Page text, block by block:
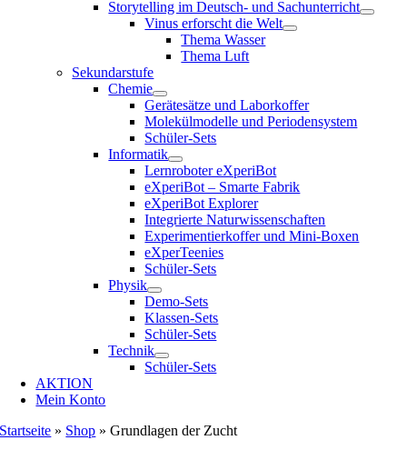
Storytelling im Deutsch- und Sachunterricht
Vinus erforscht die Welt
Thema Wasser
Thema Luft
Sekundarstufe
Chemie
Gerätesätze und Laborkoffer
Molekülmodelle und Periodensystem
Schüler-Sets
Informatik
Lernroboter eXperiBot
eXperiBot – Smarte Fabrik
eXperiBot Explorer
Integrierte Naturwissenschaften
Experimentierkoffer und Mini-Boxen
eXperTeenies
Schüler-Sets
Physik
Demo-Sets
Klassen-Sets
Schüler-Sets
Technik
Schüler-Sets
AKTION
Mein Konto
Startseite » Shop »Grundlagen der Zucht